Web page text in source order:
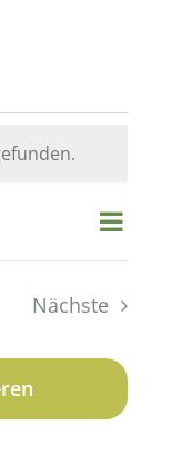
und
Suche
Liste
Nächste